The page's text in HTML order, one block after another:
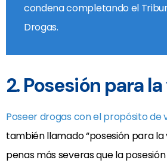
condena completando el
Drogas.
2. Posesión para
Poseer drogas con el propósito de
también llamado “posesión para la
penas más severas que la